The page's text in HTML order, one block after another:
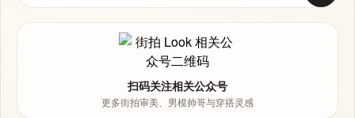
扫码关注相关公众号
更多街拍审美、男模帅哥与穿搭灵感